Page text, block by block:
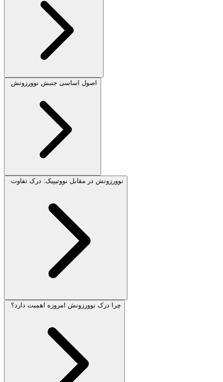
اصول اساسی جنبش نوورزونش
نوورزونش در مقابل نووتیپیک: درک تفاوت
چرا درک نوورزونش امروزه اهمیت دارد؟